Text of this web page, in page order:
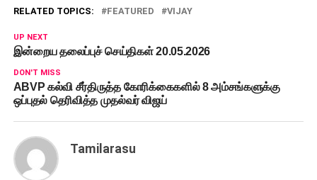
RELATED TOPICS: FEATURED VIJAY
UP NEXT
இன்றைய தலைப்புச் செய்திகள் 20.05.2026
DON'T MISS
ABVP கல்வி சீர்திருத்த கோரிக்கைகளில் 8 அம்சங்களுக்கு
ஒப்புதல் தெரிவித்த முதல்வர் விஜய்
Tamilarasu